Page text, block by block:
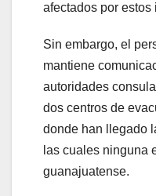
afectados por estos
Sin embargo, el
mantiene
autoridades
dos centros de
donde han llegado
las cuales ninguna
guanajuatense.